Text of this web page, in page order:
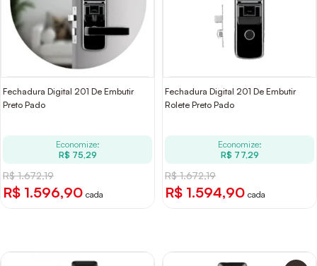
Fechadura Digital 201 De Embutir
Preto Pado
Economize:
R$ 75,29
R$ 1.672,19
R$ 1.596,90 cada
Fechadura Digital 201 De Embutir
Rolete Preto Pado
Economize:
R$ 77,29
R$ 1.672,19
R$ 1.594,90 cada